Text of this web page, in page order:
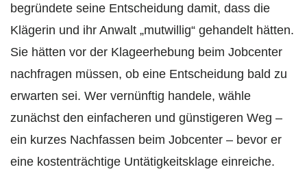
begründete seine Entscheidung damit, dass die
Klägerin und ihr Anwalt „mutwillig“ gehandelt hätten.
Sie hätten vor der Klageerhebung beim Jobcenter
nachfragen müssen, ob eine Entscheidung bald zu
erwarten sei. Wer vernünftig handele, wähle
zunächst den einfacheren und günstigeren Weg –
ein kurzes Nachfassen beim Jobcenter – bevor er
eine kostenträchtige Untätigkeitsklage einreiche.